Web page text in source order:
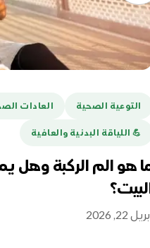
التوعية الصحية العادات
💪️ اللياقة البدنية والعافية
هو الم الركبة وهل
22, 2026